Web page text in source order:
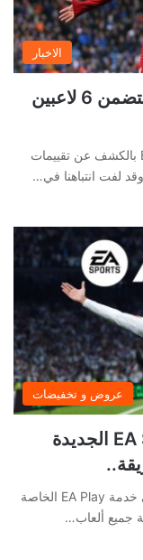
الاخبار
لعبة EA Sports FC 25 ستتضمن 6 لاعبين
بدأت لعبة كرة القدم EA Sports FC 25 بالكشف عن تقييمات
وقد لفت انتباهنا في…
عروض و تخفيضات
يمكنك لعب EA Sports FC 25 الجديدة
قامت شركة EA بتوفير خصم مميز على خدمة EA Play الخاصة
جميع ألعاب…